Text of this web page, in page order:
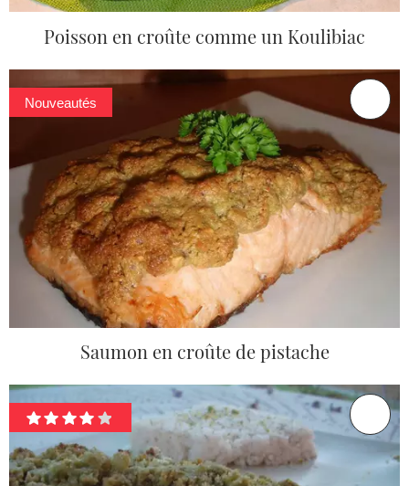
Poisson en croûte comme un Koulibiac
Nouveautés
Saumon en croûte de pistache